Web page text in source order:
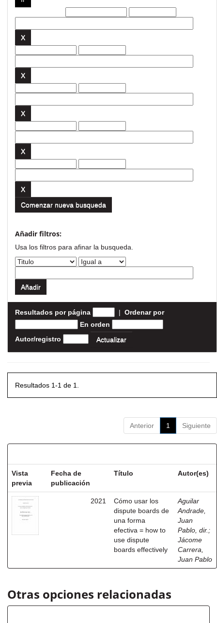
Comenzar nueva busqueda
Añadir filtros:
Usa los filtros para afinar la busqueda.
Resultados por página | Ordenar por
En orden
Autor/registro
Resultados 1-1 de 1.
Anterior 1 Siguiente
Vista
previa
Fecha de
publicación
Título Autor(es)
2021
Cómo usar los
dispute boards de
una forma
efectiva = how to
use dispute
boards effectively
Aguilar
Andrade,
Juan
Pablo, dir. ;
Jácome
Carrera,
Juan Pablo
Otras opciones relacionadas